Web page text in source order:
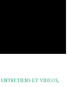
ENTRETIENS ET VIDEOS,